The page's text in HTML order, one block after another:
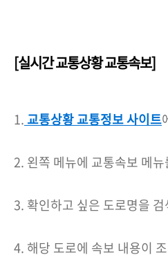
[실시간 교통상황 교통속보]
1. 교통상황 교통정보 사이트
2. 왼쪽 메뉴에 교통속보 메
3. 확인하고 싶은 도로명을
4. 해당 도로에 속보 내용이